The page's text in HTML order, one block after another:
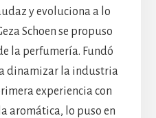
y evoluciona a lo
Schoen se propuso
la perfumería. Fundó
dinamizar la industria
experiencia con
aromática, lo puso en